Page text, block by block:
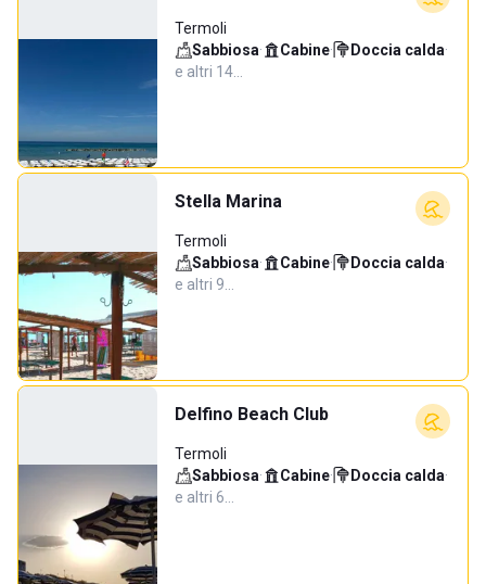
Termoli
Sabbiosa· Cabine· Doccia calda·
e altri 14…
Stella Marina
Termoli
Sabbiosa· Cabine· Doccia calda·
e altri 9…
Delfino Beach Club
Termoli
Sabbiosa· Cabine· Doccia calda·
e altri 6…